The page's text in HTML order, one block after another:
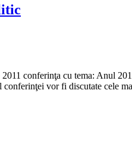
conferinţa cu tema: Anul
vor fi discutate cele